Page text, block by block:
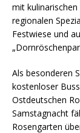
mit
regionalen
Festwiese und
Als besonderen
kostenloser
Ostdeutschen
Samstagnacht
Rosengarten